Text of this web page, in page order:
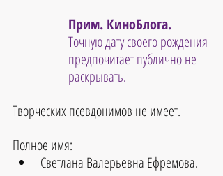
Прим. КиноБлога.
Точную дату своего рождения
предпочитает публично не
раскрывать.
Творческих псевдонимов не имеет.
Полное имя:
Светлана Валерьевна Ефремова.